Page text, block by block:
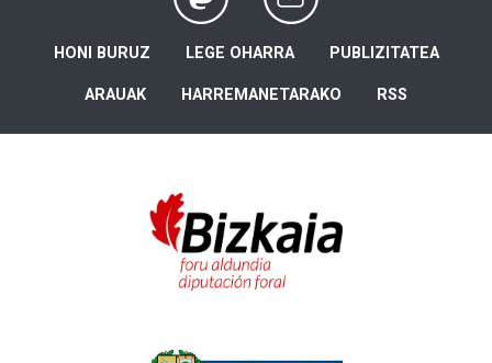
HONI BURUZ LEGE OHARRA PUBLIZITATEA
ARAUAK HARREMANETARAKO RSS